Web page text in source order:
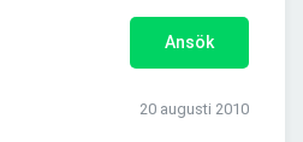
Ansök
20 augusti 2010